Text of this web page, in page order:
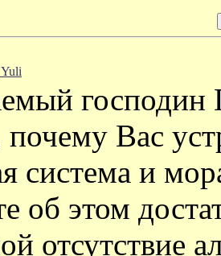
Yuli
господин
почему Вас
система и
об этом
отсутствие